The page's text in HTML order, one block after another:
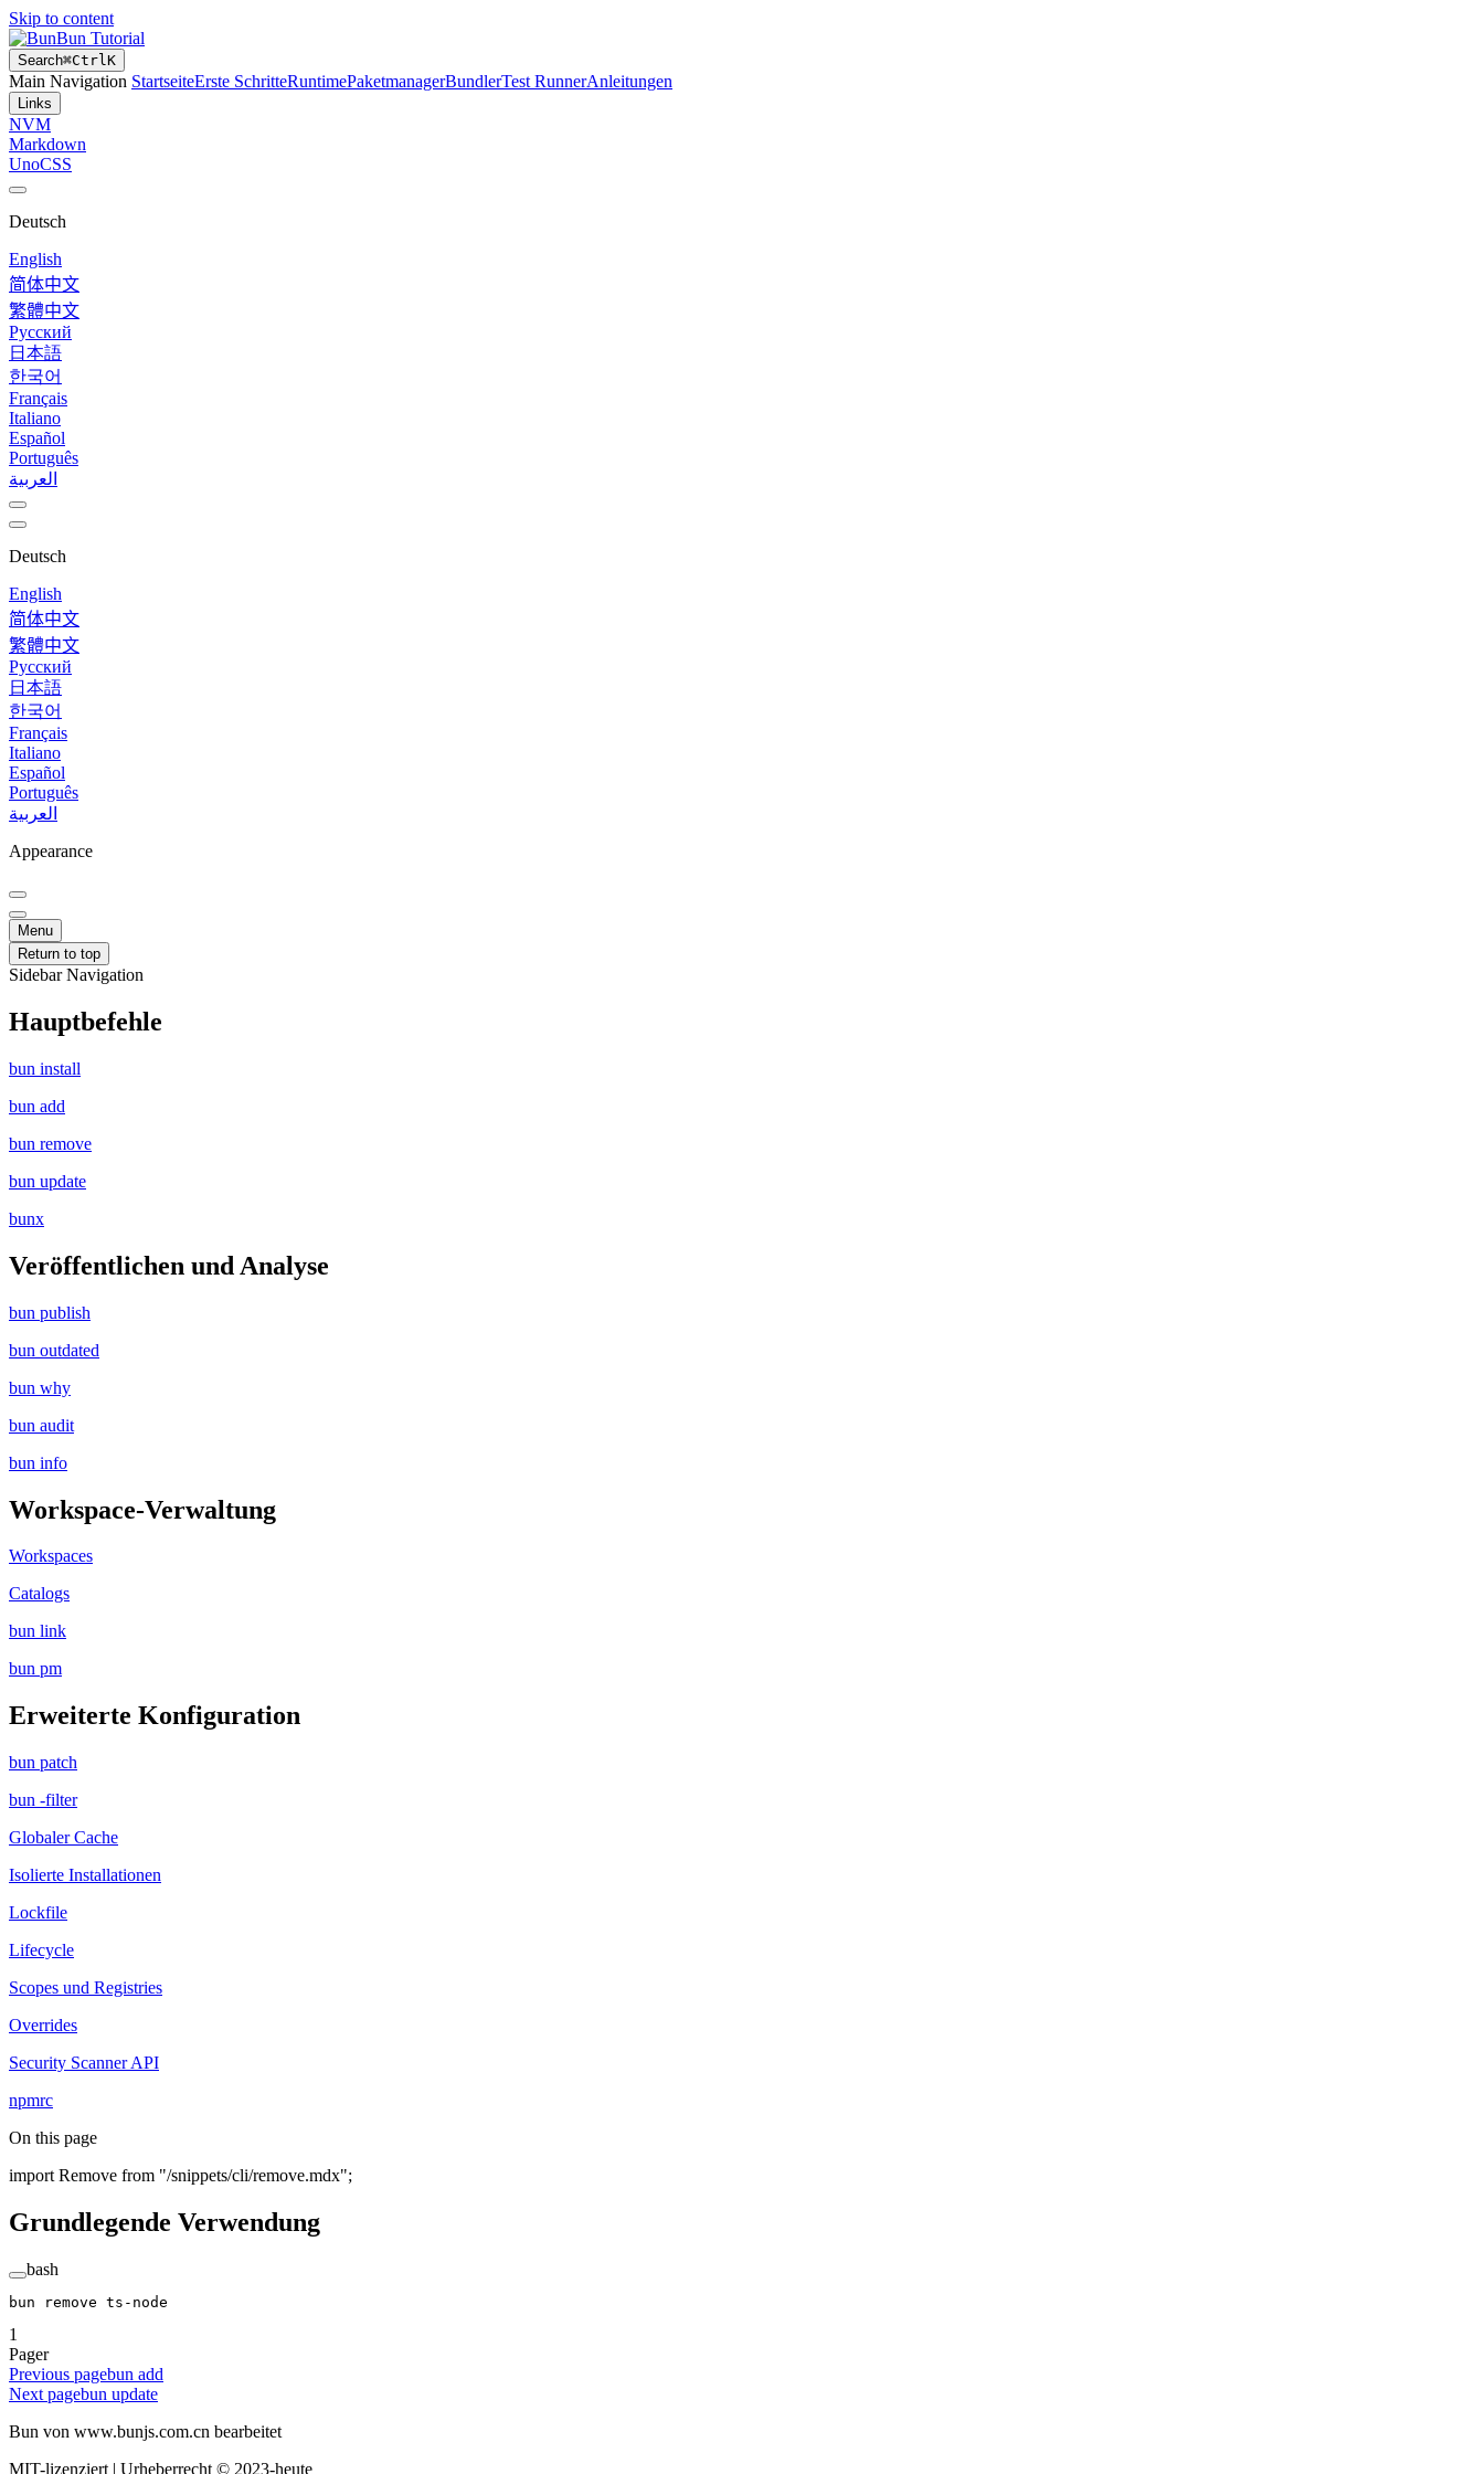
Skip to content
Bun Tutorial
Search⌘CtrlK
Main Navigation StartseiteErste SchritteRuntimePaketmanagerBundlerTest RunnerAnleitungen
Links
NVM
Markdown
UnoCSS
Deutsch
English
简体中文
繁體中文
Русский
日本語
한국어
Français
Italiano
Español
Português
العربية
Deutsch
English
简体中文
繁體中文
Русский
日本語
한국어
Français
Italiano
Español
Português
العربية
Appearance
Menu
Return to top
Sidebar Navigation
Hauptbefehle
bun install
bun add
bun remove
bun update
bunx
Veröffentlichen und Analyse
bun publish
bun outdated
bun why
bun audit
bun info
Workspace-Verwaltung
Workspaces
Catalogs
bun link
bun pm
Erweiterte Konfiguration
bun patch
bun -filter
Globaler Cache
Isolierte Installationen
Lockfile
Lifecycle
Scopes und Registries
Overrides
Security Scanner API
npmrc
On this page
import Remove from "/snippets/cli/remove.mdx";
Grundlegende Verwendung
bash
bun remove ts-node
1
Pager
Previous pagebun add
Next pagebun update
Bun von www.bunjs.com.cn bearbeitet
MIT-lizenziert | Urheberrecht © 2023-heute